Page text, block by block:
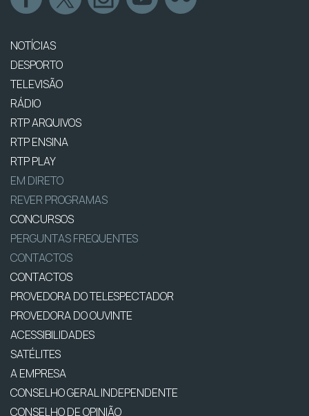
NOTÍCIAS
DESPORTO
TELEVISÃO
RÁDIO
RTP ARQUIVOS
RTP ENSINA
RTP PLAY
EM DIRETO
REVER PROGRAMAS
CONCURSOS
PERGUNTAS FREQUENTES
CONTACTOS
CONTACTOS
PROVEDORA DO TELESPECTADOR
PROVEDORA DO OUVINTE
ACESSIBILIDADES
SATÉLITES
A EMPRESA
CONSELHO GERAL INDEPENDENTE
CONSELHO DE OPINIÃO